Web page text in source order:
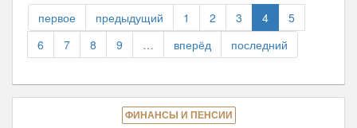
отклонила
проект
об
индексации
работающим
пенсионерам
первое предыдущий 1 2 3 4
5
6
7 8 9 … вперёд последний
ФИНАНСЫ И ПЕНСИИ